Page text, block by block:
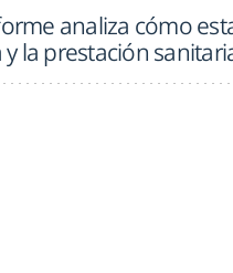
analiza cómo
y la prestación